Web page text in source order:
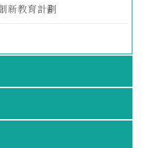
新教育計劃